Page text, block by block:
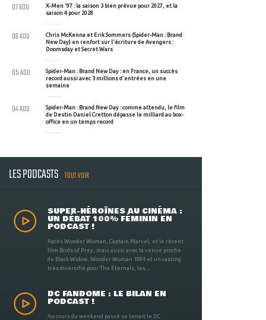
X-Men '97 : la saison 3 bien prévue pour 2027, et la
saison 4 pour 2028
07 AOU
Chris McKenna et Erik Sommers (Spider-Man : Brand
New Day) en renfort sur l'écriture de Avengers :
Doomsday et Secret Wars
06 AOU
Spider-Man : Brand New Day : en France, un succès
record aussi avec 3 millions d'entrées en une
semaine
05 AOU
Spider-Man : Brand New Day : comme attendu, le film
de Destin Daniel Cretton dépasse le milliard au box-
office en un temps record
04 AOU
LES PODCASTS TOUT VOIR
SUPER-HÉROÏNES AU CINÉMA :
UN DÉBAT 100% FÉMININ EN
PODCAST !
Après Wonder Woman, Captain Marvel, et le récent
film Birds of Prey, mais aussi avec la venue proche
de Black Widow, Wonder Woman 1984 et un casting
très diversifié pour The Eternals, les ...
DC FANDOME : LE BILAN EN
PODCAST !
Au cours du weekend passé se tenait le DC